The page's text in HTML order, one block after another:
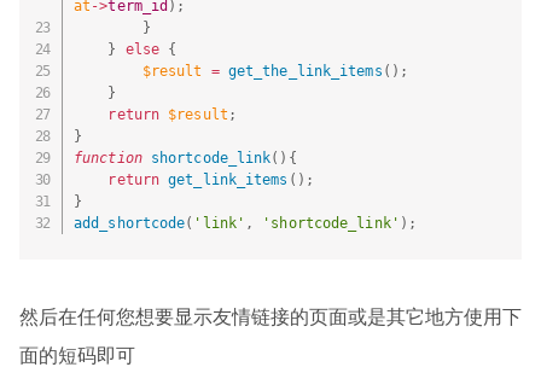
at ->term_id ) ;
}
}
else {
$result
= get_the_link_items ( ) ;
}
return $result ;
}
function shortcode_link( ) {
return get_link_items ( ) ;
}
add_shortcode( 'link' , 'shortcode_link' ) ;
然后在任何您想要显示友情链接的页面或是其它地方使用下
面的短码即可